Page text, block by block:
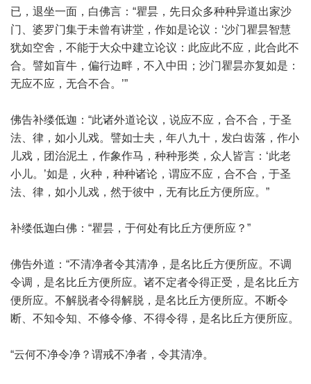
已，退坐一面，白佛言：“瞿昙，先日众多种种异道出家沙
门、婆罗门集于未曾有讲堂，作如是论议：‘沙门瞿昙智慧
犹如空舍，不能于大众中建立论议：此应此不应，此合此不
合。譬如盲牛，偏行边畔，不入中田；沙门瞿昙亦复如是：
无应不应，无合不合。’”
佛告补缕低迦：“此诸外道论议，说应不应，合不合，于圣
法、律，如小儿戏。譬如士夫，年八九十，发白齿落，作小
儿戏，团治泥土，作象作马，种种形类，众人皆言：‘此老
小儿。’如是，火种，种种诸论，谓应不应，合不合，于圣
法、律，如小儿戏，然于彼中，无有比丘方便所应。”
补缕低迦白佛：“瞿昙，于何处有比丘方便所应？”
佛告外道：“不清净者令其清净，是名比丘方便所应。不调
令调，是名比丘方便所应。诸不定者令得正受，是名比丘方
便所应。不解脱者令得解脱，是名比丘方便所应。不断令
断、不知令知、不修令修、不得令得，是名比丘方便所应。
“云何不净令净？谓戒不净者，令其清净。